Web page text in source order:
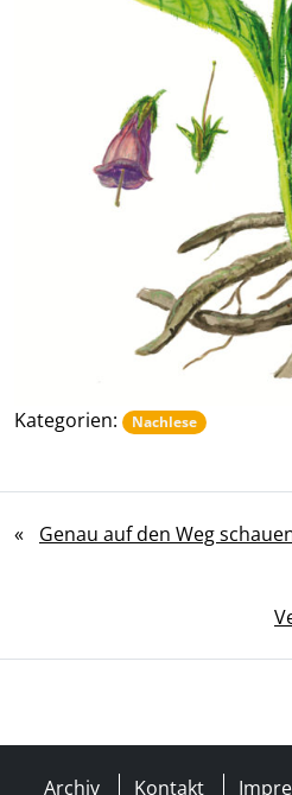
Kategorien: Nachlese
« Genau auf den Weg
Archiv Kontakt